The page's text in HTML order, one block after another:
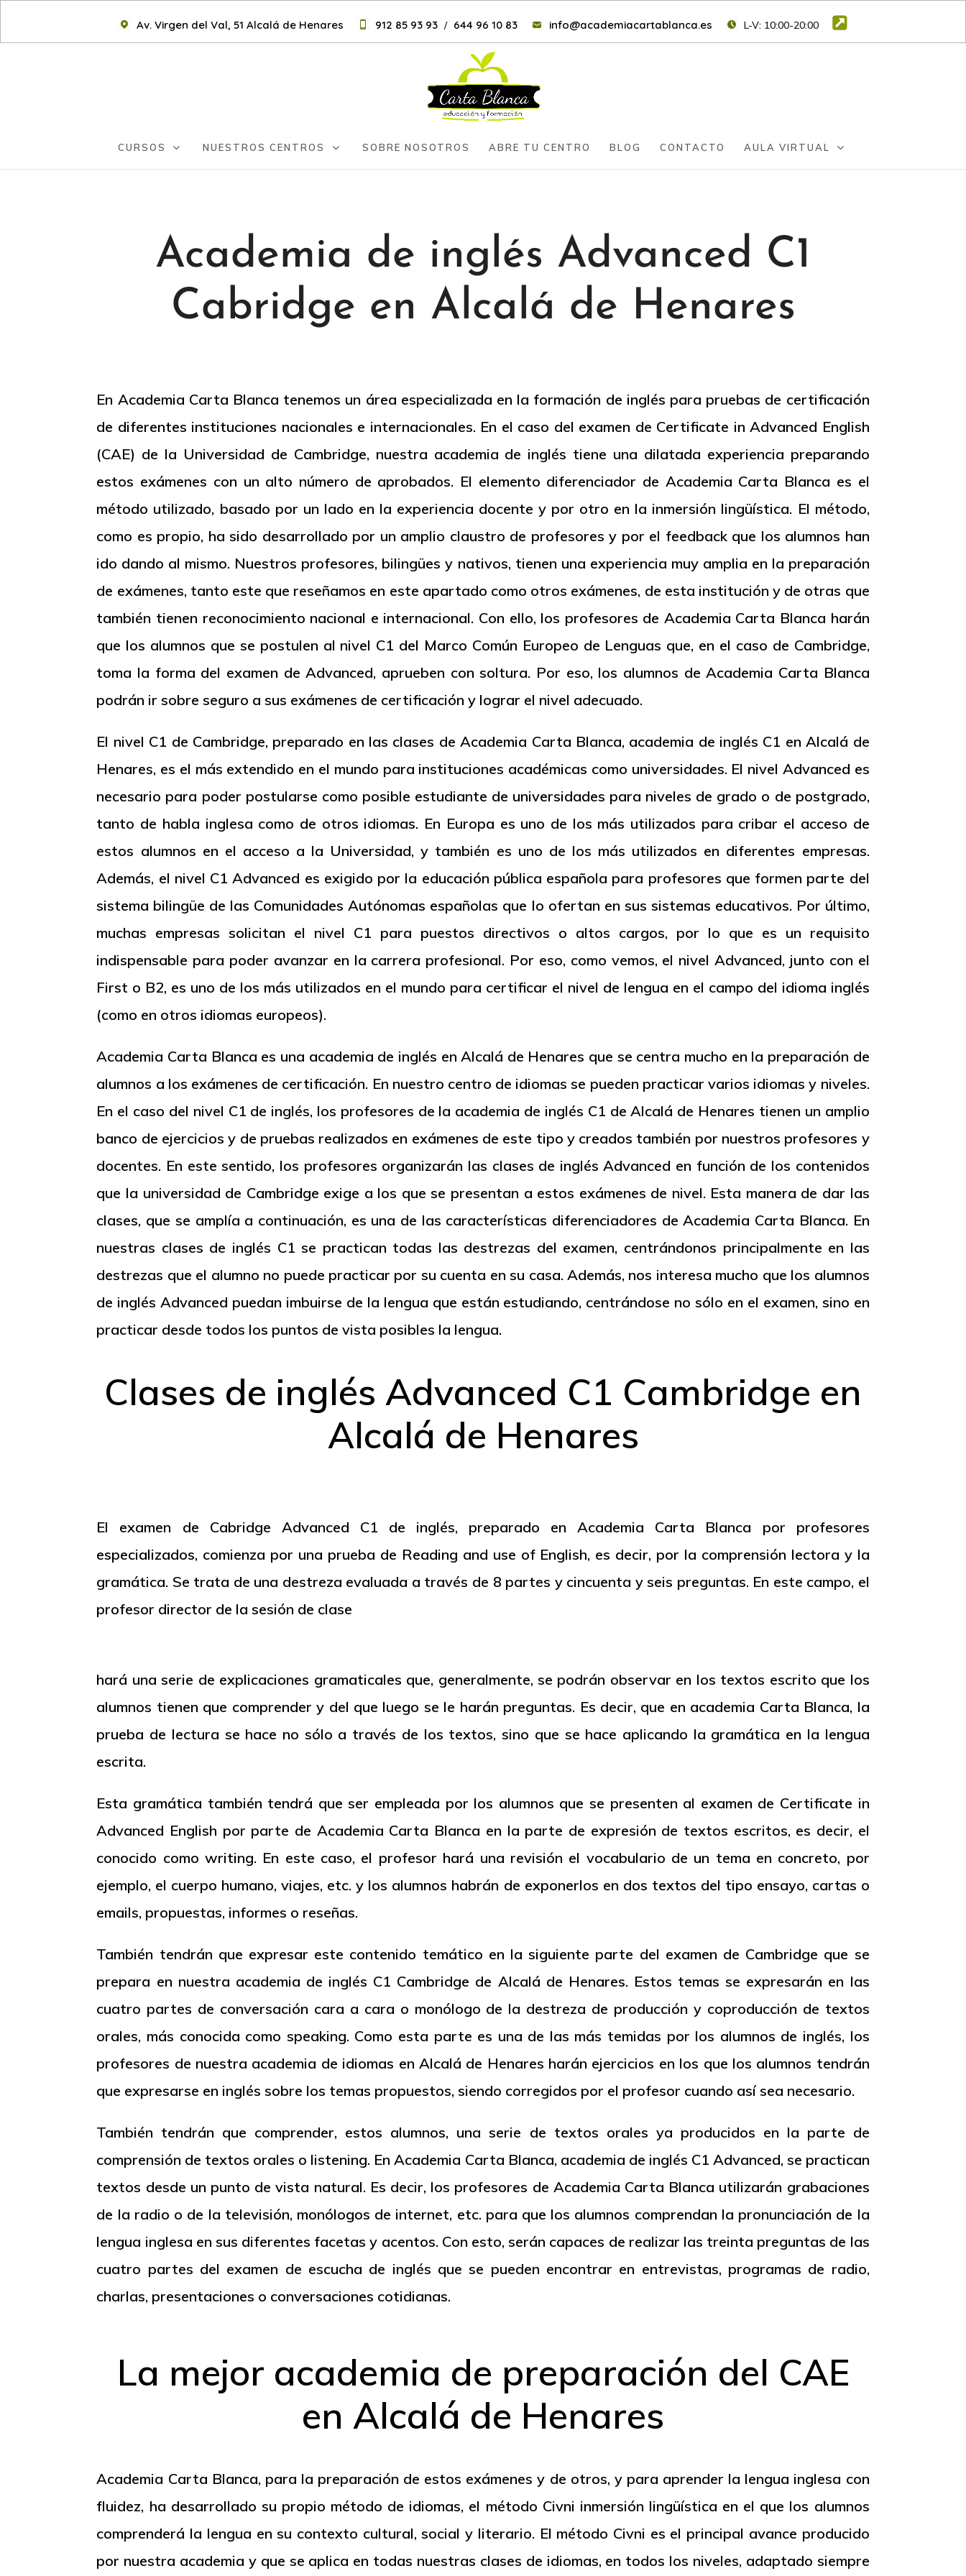
Av. Virgen del Val, 51 Alcalá de Henares 912 85 93 93 / 644 96 10 83 info@academiacartablanca.es L-V: 10:00-20:00
CURSOS NUESTROS CENTROS SOBRE NOSOTROS ABRE TU CENTRO BLOG CONTACTO AULA VIRTUAL
Academia de inglés Advanced C1
Cabridge en Alcalá de Henares
En Academia Carta Blanca tenemos un área especializada en la formación de inglés para pruebas de certificación
de diferentes instituciones nacionales e internacionales. En el caso del examen de Certificate inAdvanced English
(CAE) de la Universidad de Cambridge, nuestra academia de inglés tiene una dilatada experiencia preparando
estos exámenes con un alto número de aprobados. El elemento diferenciador de Academia Carta Blanca es el
método utilizado, basado por un lado en la experiencia docente y por otro en la inmersión lingüística. El método,
como es propio, ha sido desarrollado por un amplio claustro de profesores y por el feedbackque los alumnos han
ido dando al mismo. Nuestros profesores, bilingües y nativos, tienen una experiencia muy amplia en la preparación
de exámenes, tanto este que reseñamos en este apartado como otros exámenes, de esta institución y de otras que
también tienen reconocimiento nacional e internacional. Con ello, los profesores de Academia Carta Blanca harán
que los alumnos que se postulen al nivel C1 del Marco Común Europeo de Lenguas que, en el caso de Cambridge,
toma la forma del examen deAdvanced, aprueben con soltura. Por eso, los alumnos de Academia Carta Blanca
podrán ir sobre seguro a sus exámenes de certificación y lograr el nivel adecuado.
El nivel C1 de Cambridge, preparado en las clases de Academia Carta Blanca, academia de inglés C1 en Alcalá de
Henares, es el más extendido en el mundo para instituciones académicas como universidades. El nivel Advanced es
necesario para poder postularse como posible estudiante de universidades para niveles de grado o de postgrado,
tanto de habla inglesa como de otros idiomas. En Europa es uno de los más utilizados para cribar el acceso de
estos alumnos en el acceso a la Universidad, y también es uno de los más utilizados en diferentes empresas.
Además, el nivel C1Advanced es exigido por la educación pública española para profesores que formen parte del
sistema bilingüe de las Comunidades Autónomas españolas que lo ofertan en sus sistemas educativos. Por último,
muchas empresas solicitan el nivel C1 para puestos directivos o altos cargos, por lo que es un requisito
indispensable para poder avanzar en la carrera profesional. Por eso, como vemos, el nivelAdvanced, junto con el
First o B2, es uno de los más utilizados en el mundo para certificar el nivel de lengua en el campo del idioma inglés
(como en otros idiomas europeos).
Academia Carta Blanca es una academia de inglés en Alcalá de Henares que se centra mucho en la preparación de
alumnos a los exámenes de certificación. En nuestro centro de idiomas se pueden practicar varios idiomas y niveles.
En el caso del nivel C1 de inglés, los profesores de la academia de inglés C1 de Alcalá de Henares tienen un amplio
banco de ejercicios y de pruebas realizados en exámenes de este tipo y creados también por nuestros profesores y
docentes. En este sentido, los profesores organizarán las clases de inglésAdvanced en función de los contenidos
que la universidad de Cambridge exige a los que se presentan a estos exámenes de nivel. Esta manera de dar las
clases, que se amplía a continuación, es una de las características diferenciadores de Academia Carta Blanca. En
nuestras clases de inglés C1 se practican todas las destrezas del examen, centrándonos principalmente en las
destrezas que el alumno no puede practicar por su cuenta en su casa. Además, nos interesa mucho que los alumnos
de inglésAdvanced puedan imbuirse de la lengua que están estudiando, centrándose no sólo en el examen, sino en
practicar desde todos los puntos de vista posibles la lengua.
Clases de inglés Advanced C1 Cambridge en
Alcalá de Henares
El examen de Cabridge Advanced C1 de inglés, preparado en Academia Carta Blanca por profesores
especializados, comienza por una prueba de Reading and use ofEnglish, es decir, por la comprensión lectora y la
gramática. Se trata de una destreza evaluada a través de 8 partes y cincuenta y seis preguntas. En este campo, el
profesor director de la sesión de clase
hará una serie de explicaciones gramaticales que, generalmente, se podrán observar en los textos escrito que los
alumnos tienen que comprender y del que luego se le harán preguntas. Es decir, que en academia Carta Blanca, la
prueba de lectura se hace no sólo a través de los textos, sino que se hace aplicando la gramática en la lengua
escrita.
Esta gramática también tendrá que ser empleada por los alumnos que se presenten al examen de Certificate in
Advanced English por parte de Academia Carta Blanca en la parte de expresión de textos escritos, es decir, el
conocido comowriting. En este caso, el profesor hará una revisión el vocabulario de un tema en concreto, por
ejemplo, el cuerpo humano, viajes, etc. y los alumnos habrán de exponerlos en dos textos del tipo ensayo, cartas o
emails, propuestas, informes o reseñas.
También tendrán que expresar este contenido temático en la siguiente parte del examen de Cambridge que se
prepara en nuestra academia de inglés C1 Cambridge de Alcalá de Henares. Estos temas se expresarán en las
cuatro partes de conversación cara a cara o monólogo de la destreza de producción y coproducción de textos
orales, más conocida como speaking. Como esta parte es una de las más temidas por los alumnos de inglés, los
profesores de nuestra academia de idiomas en Alcalá de Henares harán ejercicios en los que los alumnos tendrán
que expresarse en inglés sobre los temas propuestos, siendo corregidos por el profesor cuando así sea necesario.
También tendrán que comprender, estos alumnos, una serie de textos orales ya producidos en la parte de
comprensión de textos orales o listening. En Academia Carta Blanca, academia de inglés C1 Advanced, se practican
textos desde un punto de vista natural. Es decir, los profesores de Academia Carta Blanca utilizarán grabaciones
de la radio o de la televisión, monólogos de internet, etc. para que los alumnos comprendan la pronunciación de la
lengua inglesa en sus diferentes facetas y acentos. Con esto, serán capaces de realizar las treinta preguntas de las
cuatro partes del examen de escucha de inglés que se pueden encontrar en entrevistas, programas de radio,
charlas, presentaciones o conversaciones cotidianas.
La mejor academia de preparación del CAE
en Alcalá de Henares
Academia Carta Blanca, para la preparación de estos exámenes y de otros, y para aprender la lengua inglesa con
fluidez, ha desarrollado su propio método de idiomas, el método Civni inmersión lingüística en el que los alumnos
comprenderá la lengua en su contexto cultural, social y literario. El método Civni es el principal avance producido
por nuestra academia y que se aplica en todas nuestras clases de idiomas, en todos los niveles, adaptado siempre